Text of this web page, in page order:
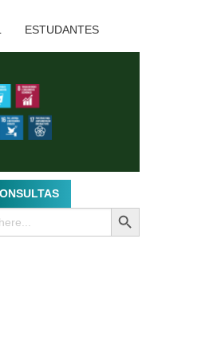
ESTUDANTES
SEARCH BUTTON